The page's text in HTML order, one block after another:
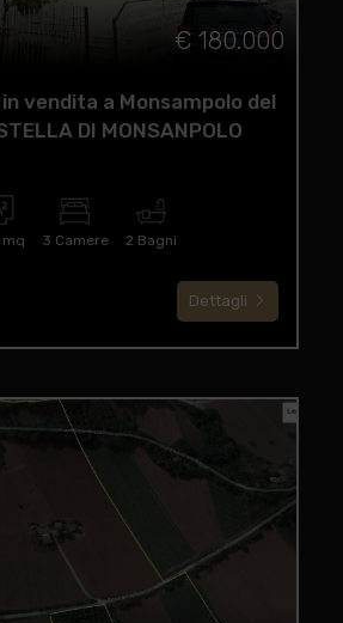
€ 180.000
vendita a Monsampolo del
DI MONSANPOLO
mq 3 Camere 2 Bagni
Dettagli